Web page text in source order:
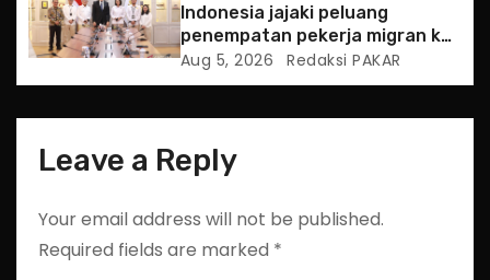
Indonesia jajaki peluang
penempatan pekerja migran ke
Slowakia
Aug 5, 2026 Redaksi PAKAR
Leave a Reply
Your email address will not be published.
Required fields are marked *